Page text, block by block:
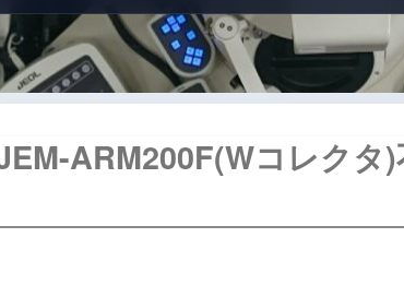
ARM200F(Wコレクタ